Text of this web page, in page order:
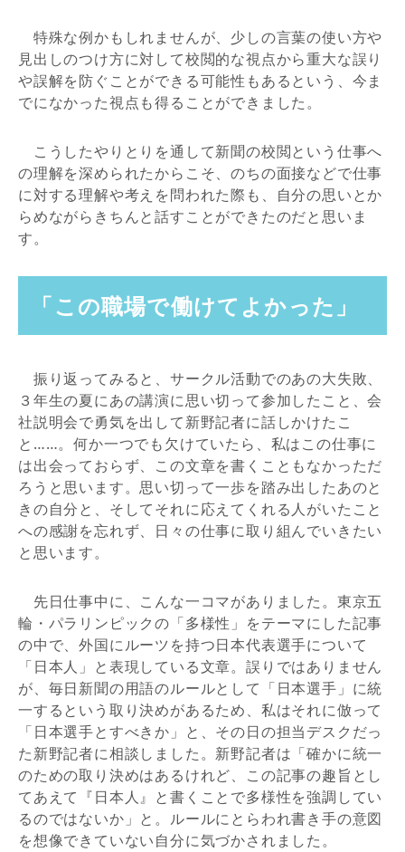
特殊な例かもしれませんが、少しの言葉の使い方や
見出しのつけ方に対して校閲的な視点から重大な誤り
や誤解を防ぐことができる可能性もあるという、今ま
でになかった視点も得ることができました。
こうしたやりとりを通して新聞の校閲という仕事へ
の理解を深められたからこそ、のちの面接などで仕事
に対する理解や考えを問われた際も、自分の思いとか
らめながらきちんと話すことができたのだと思いま
す。
「この職場で働けてよかった」
振り返ってみると、サークル活動でのあの大失敗、
３年生の夏にあの講演に思い切って参加したこと、会
社説明会で勇気を出して新野記者に話しかけたこ
と……。何か一つでも欠けていたら、私はこの仕事に
は出会っておらず、この文章を書くこともなかっただ
ろうと思います。思い切って一歩を踏み出したあのと
きの自分と、そしてそれに応えてくれる人がいたこと
への感謝を忘れず、日々の仕事に取り組んでいきたい
と思います。
先日仕事中に、こんな一コマがありました。東京五
輪・パラリンピックの「多様性」をテーマにした記事
の中で、外国にルーツを持つ日本代表選手について
「日本人」と表現している文章。誤りではありません
が、毎日新聞の用語のルールとして「日本選手」に統
一するという取り決めがあるため、私はそれに倣って
「日本選手とすべきか」と、その日の担当デスクだっ
た新野記者に相談しました。新野記者は「確かに統一
のための取り決めはあるけれど、この記事の趣旨とし
てあえて『日本人』と書くことで多様性を強調してい
るのではないか」と。ルールにとらわれ書き手の意図
を想像できていない自分に気づかされました。